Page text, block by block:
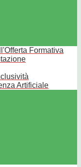
Formativa
Artificiale